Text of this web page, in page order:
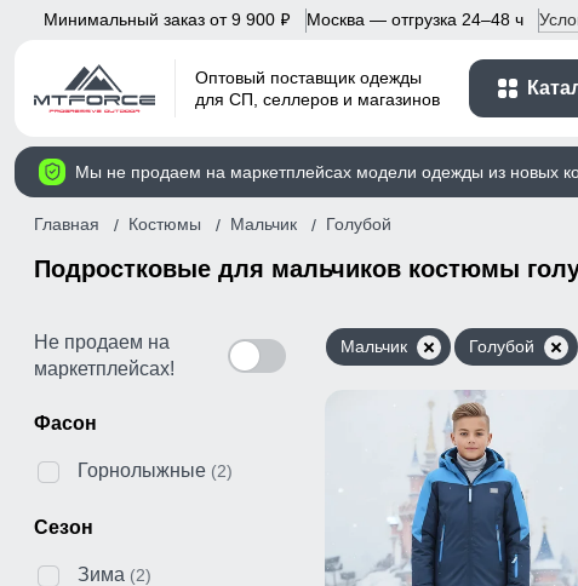
Минимальный заказ от 9 900 p Москва — отгрузка 24–48 ч
Оптовый поставщик одежды
для СП, селлеров и магазинов
Мы не продаем на маркетплейсах модели одежды из новых
Главная Костюмы Мальчик Голубой
Подростковые для мальчиков костюмы
Не продаем на
маркетплейсах!
Фасон
Горнолыжные (2)
Сезон
Зима (2)
Мальчик Голубой